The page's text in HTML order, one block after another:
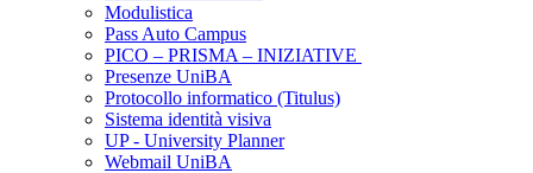
Modulistica
Pass Auto Campus
PICO – PRISMA – INIZIATIVE
Presenze UniBA
Protocollo informatico (Titulus)
Sistema identità visiva
UP - University Planner
Webmail UniBA